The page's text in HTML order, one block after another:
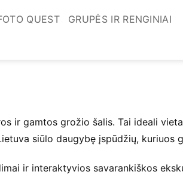
QUEST
GRUPĖS IR RENGINIAI
ir gamtos grožio šalis. Tai ideali
siūlo daugybę įspūdžių, kuriuos
ir interaktyvios savarankiškos